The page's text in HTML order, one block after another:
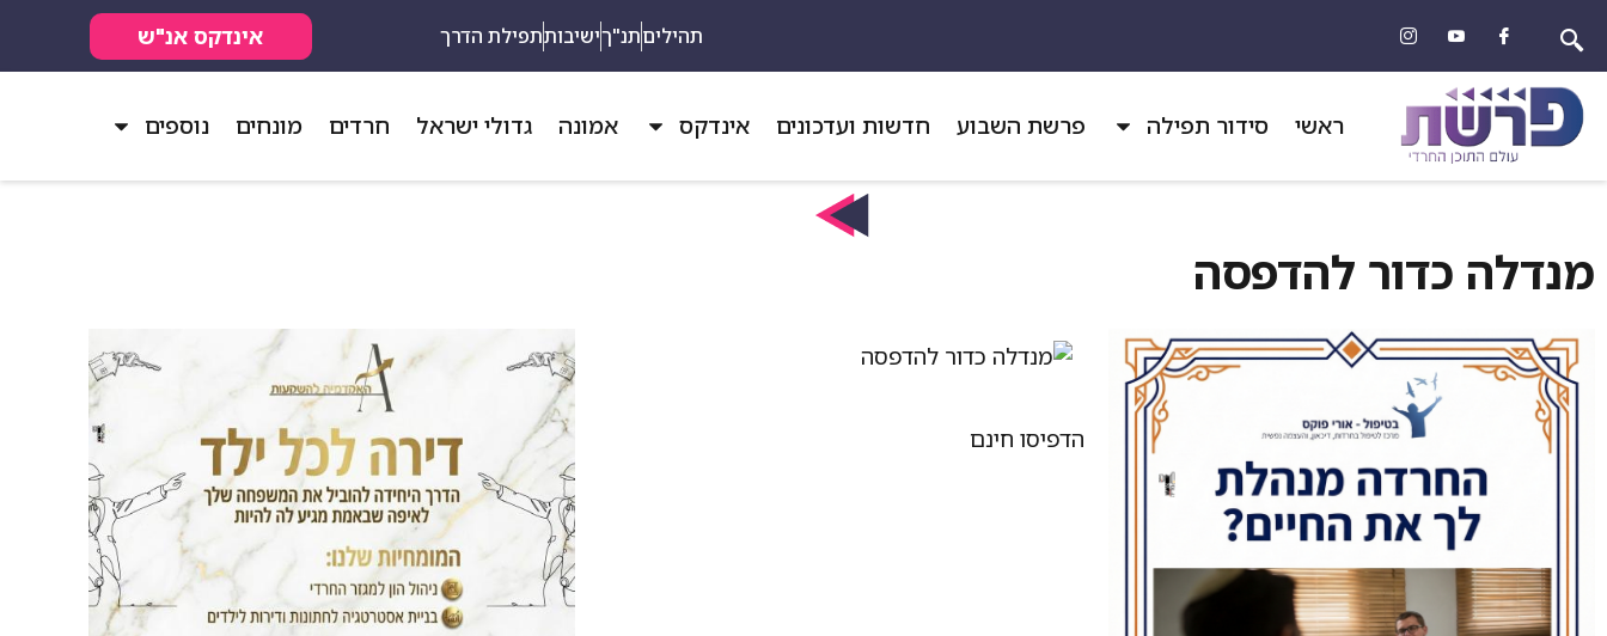
תהיליםתנ"ךישיבותתפילת הדרך אינדקס אנ"ש
ראשי סידור תפילה פרשת השבוע חדשות ועדכונים אינדקס אמונה גדולי ישראל חרדים מונחים נוספים
מנדלה כדור להדפסה
הדפיסו חינם